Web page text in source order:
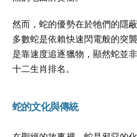
然而，蛇的優勢在於牠們的隱
多數蛇是依賴快速閃電般的突
是靠速度追逐獵物，顯然蛇並
十二生肖排名。
蛇的文化與傳統